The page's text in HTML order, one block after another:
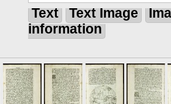
Text Text Image
information